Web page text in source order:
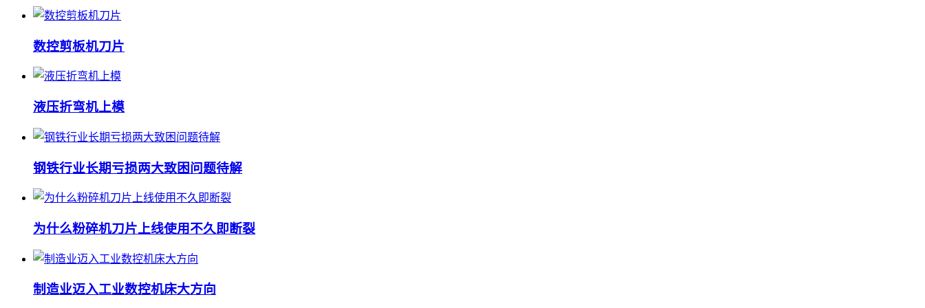
数控剪板机刀片
液压折弯机上模
钢铁行业长期亏损两大致困问题待解
为什么粉碎机刀片上线使用不久即断裂
制造业迈入工业数控机床大方向